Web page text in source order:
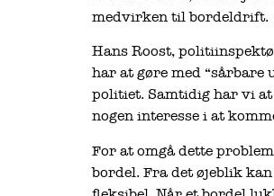
medvirken til bordeldrift.
Hans Roost,
har at gøre med “sårbare
politiet. Samtidig har vi at
nogen interesse i at
For at omgå dette
bordel. Fra det øjeblik